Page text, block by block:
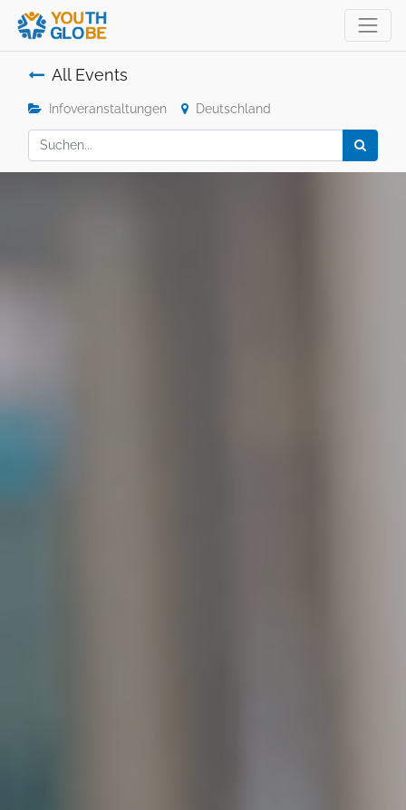
All Events
Infoveranstaltungen Deutschland